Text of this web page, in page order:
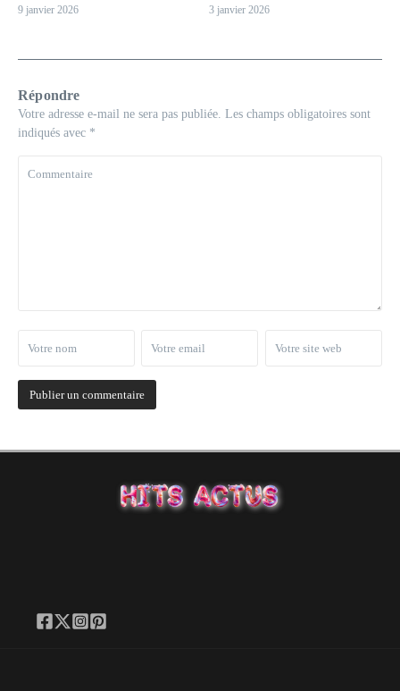
9 janvier 2026 3 janvier 2026
Répondre
Votre adresse e-mail ne sera pas publiée. Les champs obligatoires sont
indiqués avec *